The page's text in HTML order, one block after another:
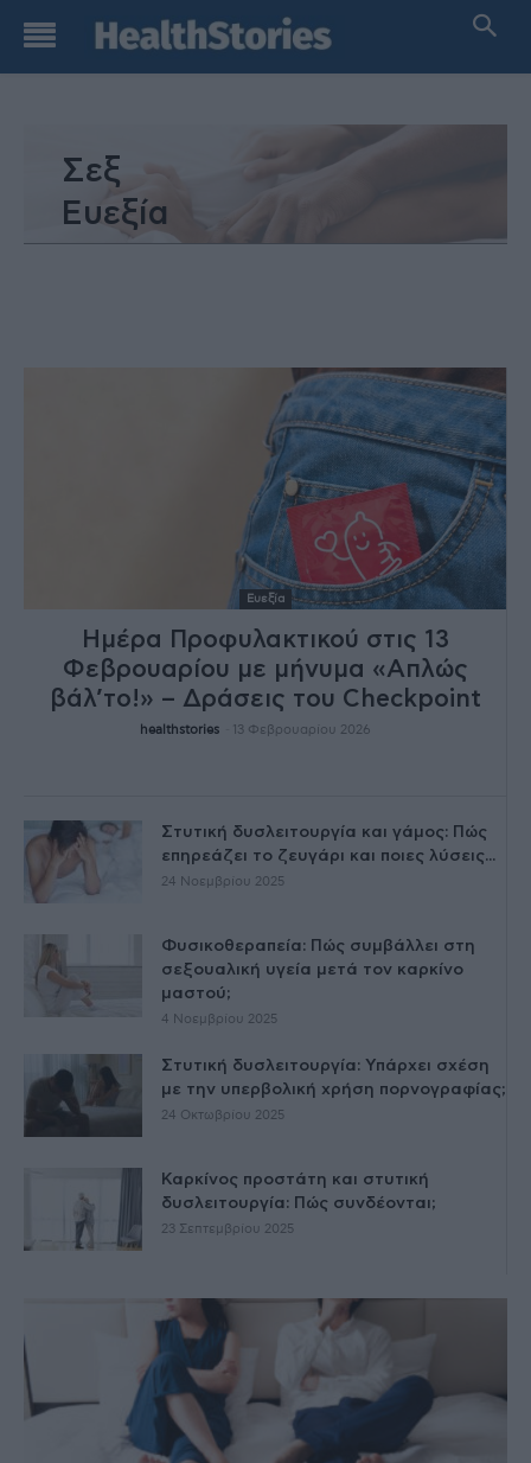
Σεξ
Ευεξία
Ευεξία
Ημέρα Προφυλακτικού στις 13
Φεβρουαρίου με μήνυμα «Απλώς
βάλ’το!» – Δράσεις του Checkpoint
healthstories 13 Φεβρουαρίου 2026
Στυτική δυσλειτουργία και γάμος: Πώς
επηρεάζει το ζευγάρι και ποιες λύσεις...
24 Νοεμβρίου 2025
Φυσικοθεραπεία: Πώς συμβάλλει στη
σεξουαλική υγεία μετά τον καρκίνο
μαστού;
4 Νοεμβρίου 2025
Στυτική δυσλειτουργία: Υπάρχει σχέση
με την υπερβολική χρήση πορνογραφίας;
24 Οκτωβρίου 2025
Καρκίνος προστάτη και στυτική
δυσλειτουργία: Πώς συνδέονται;
23 Σεπτεμβρίου 2025